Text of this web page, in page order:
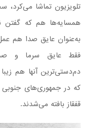
تلویزیون تماشا
همسایه‌ها هم که گفتن
به‌عنوان عایق صدا هم
فقط عایق سرما و
دم‌دستی‌ترین آنها هم
که در جمهوری‌های جنوبی
قفقاز بافته می‌شدند.